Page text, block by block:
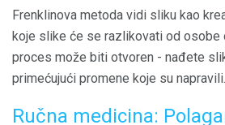
Frenklinova metoda vidi sliku kao
koje slike će se razlikovati od osobe
proces može biti otvoren - nađete
primećujući promene koje su napravili.
Ručna medicina: